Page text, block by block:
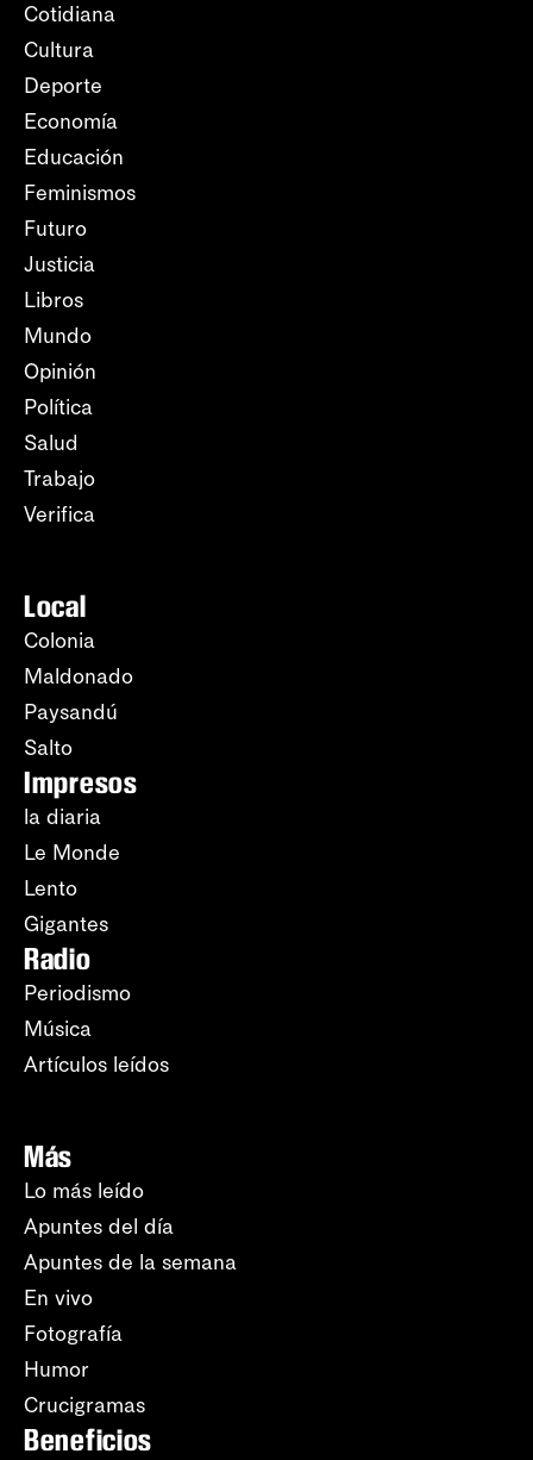
Cotidiana
Cultura
Deporte
Economía
Educación
Feminismos
Futuro
Justicia
Libros
Mundo
Opinión
Política
Salud
Trabajo
Verifica
Local
Colonia
Maldonado
Paysandú
Salto
Impresos
la diaria
Le Monde
Lento
Gigantes
Radio
Periodismo
Música
Artículos leídos
Más
Lo más leído
Apuntes del día
Apuntes de la semana
En vivo
Fotografía
Humor
Crucigramas
Beneficios